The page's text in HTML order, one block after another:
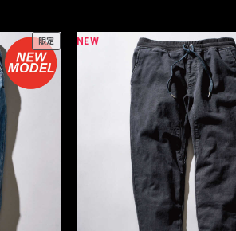
限定 NEW